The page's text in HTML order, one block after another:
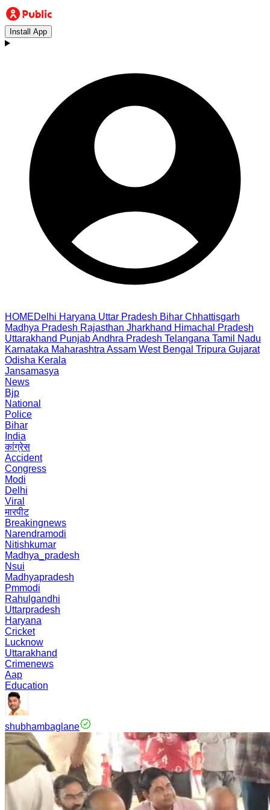
Install App
HOMEDelhi Haryana Uttar Pradesh Bihar Chhattisgarh
Madhya Pradesh Rajasthan Jharkhand Himachal Pradesh
Uttarakhand PunjabAndhra Pradesh Telangana Tamil Nadu
Karnataka Maharashtra Assam West Bengal Tripura Gujarat
Odisha Kerala
Jansamasya
News
Bjp
National
Police
Bihar
India
कांग्रेस
Accident
Congress
Modi
Delhi
Viral
मारपीट
Breakingnews
Narendramodi
Nitishkumar
Madhya_pradesh
Nsui
Madhyapradesh
Pmmodi
Rahulgandhi
Uttarpradesh
Haryana
Cricket
Lucknow
Uttarakhand
Crimenews
Aap
Education
shubhambaglane